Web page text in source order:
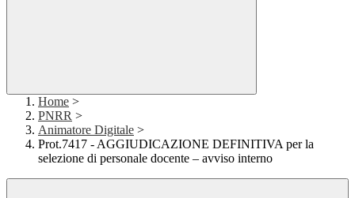
Home >
PNRR >
Animatore Digitale >
Prot.7417 - AGGIUDICAZIONE DEFINITIVA per la
selezione di personale docente – avviso interno